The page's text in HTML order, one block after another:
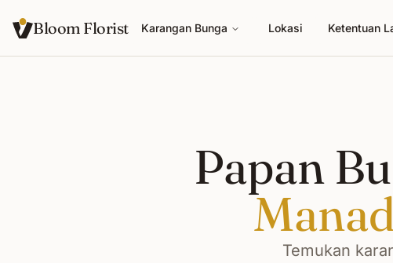
Bloom Florist Karangan Bunga Lokasi Ketentuan
Papan
Temukan